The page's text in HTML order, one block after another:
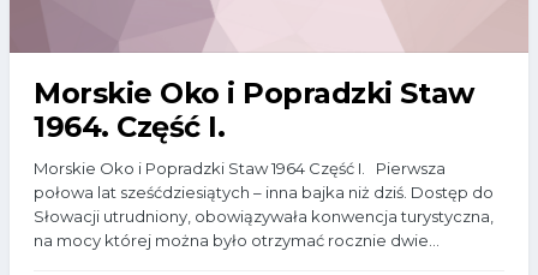
Morskie Oko i Popradzki Staw
1964. Część I.
Morskie Oko i Popradzki Staw 1964 Część I. Pierwsza
połowa lat sześćdziesiątych – inna bajka niż dziś. Dostęp do
Słowacji utrudniony, obowiązywała konwencja turystyczna,
na mocy której można było otrzymać rocznie dwie...